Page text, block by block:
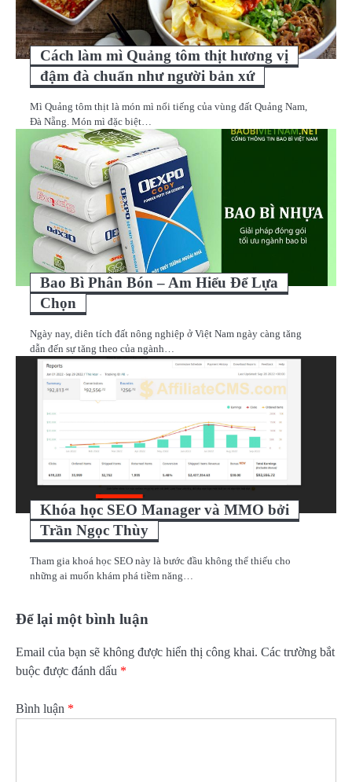
Cách làm mì Quảng tôm thịt hương vị
đậm đà chuẩn như người bản xứ
Mì Quảng tôm thịt là món mì nổi tiếng của vùng đất Quảng Nam,
Đà Nẵng. Món mì đặc biệt…
Bao Bì Phân Bón – Am Hiểu Để Lựa
Chọn
Ngày nay, diên tích đất nông nghiệp ở Việt Nam ngày càng tăng
dẫn đến sự tăng theo của ngành…
Khóa học SEO Manager và MMO bởi
Trần Ngọc Thùy
Tham gia khoá học SEO này là bước đầu không thể thiếu cho
những ai muốn khám phá tiềm năng…
Để lại một bình luận
Email của bạn sẽ không được hiển thị công khai. Các trường bắt
buộc được đánh dấu *
Bình luận *